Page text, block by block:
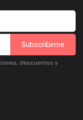
Subscribirme
descuentos y